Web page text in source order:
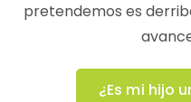
pretendemos es
¿Es mi hijo